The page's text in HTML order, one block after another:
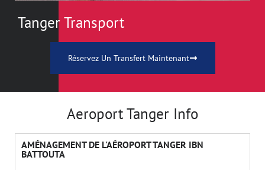
Tanger Transport
Réservez Un Transfert Maintenant
Aeroport Tanger Info
AMÉNAGEMENT DE L'AÉROPORT TANGER IBN
BATTOUTA